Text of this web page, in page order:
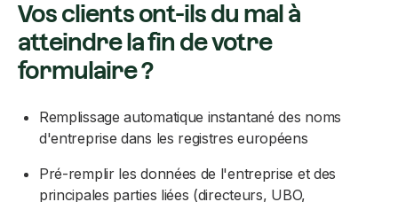
Vos clients ont-ils du mal à
atteindre la fin de votre
formulaire ?
Remplissage automatique instantané des noms
d'entreprise dans les registres européens
Pré-remplir les données de l'entreprise et des
principales parties liées (directeurs, UBO,